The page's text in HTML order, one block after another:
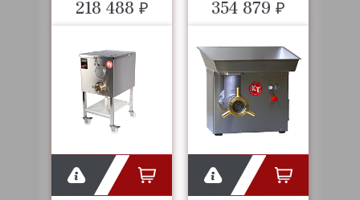
218 488 ₽ 354 879 ₽